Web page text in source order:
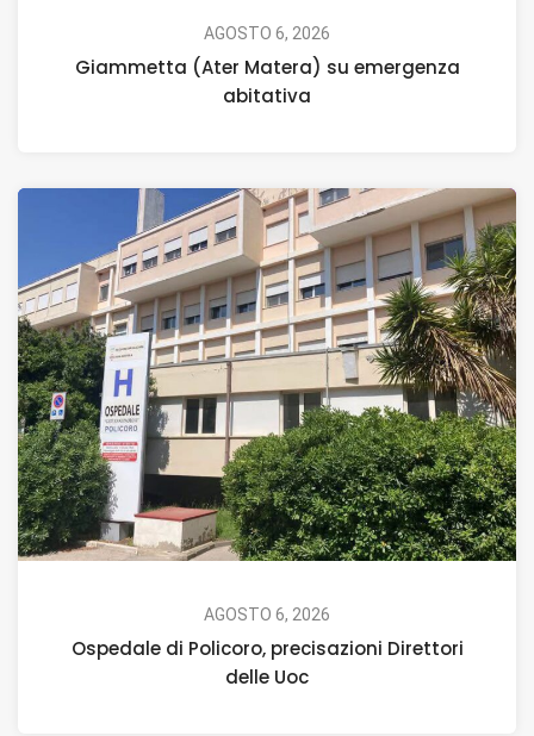
AGOSTO 6, 2026
Giammetta (Ater Matera) su emergenza
abitativa
AGOSTO 6, 2026
Ospedale di Policoro, precisazioni Direttori
delle Uoc